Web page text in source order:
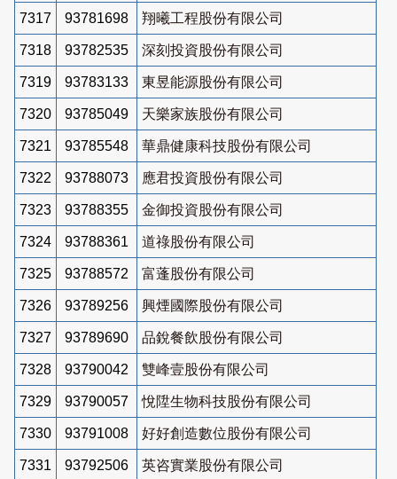
7317 93781698 翔曦工程股份有限公司
7318 93782535 深刻投資股份有限公司
7319 93783133 東昱能源股份有限公司
7320 93785049 天樂家族股份有限公司
7321 93785548 華鼎健康科技股份有限公司
7322 93788073 應君投資股份有限公司
7323 93788355 金御投資股份有限公司
7324 93788361 道祿股份有限公司
7325 93788572 富蓬股份有限公司
7326 93789256 興煙國際股份有限公司
7327 93789690 品銳餐飲股份有限公司
7328 93790042 雙峰壹股份有限公司
7329 93790057 悅陞生物科技股份有限公司
7330 93791008 好好創造數位股份有限公司
7331 93792506 英咨實業股份有限公司